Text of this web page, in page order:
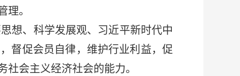
理。
想、科学发展观、习近平新时代中
督促会员自律，维护行业利益，促
会主义经济社会的能力。